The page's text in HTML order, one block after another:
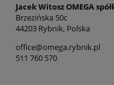
Jacek Witosz OMEGA
Brzezińska 50c
44203 Rybnik, Polska
office@omega.rybnik.pl
511 760 570